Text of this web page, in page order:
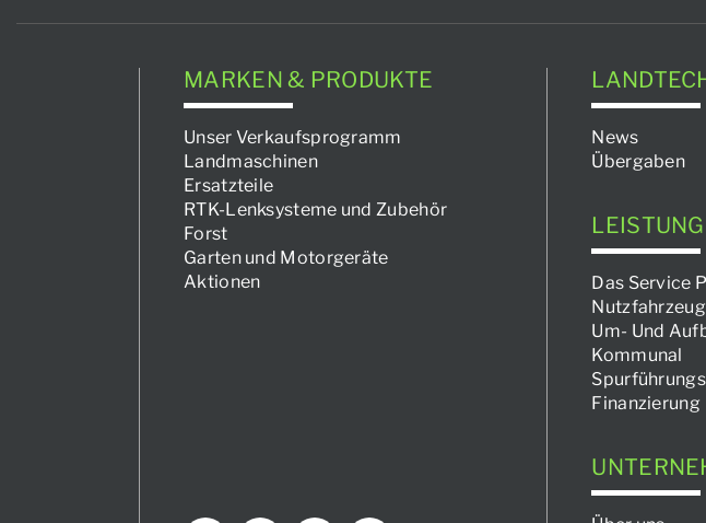
MARKEN & PRODUKTE
Unser Verkaufsprogramm
Landmaschinen
Ersatzteile
RTK-Lenksysteme und Zubehör
Forst
Garten und Motorgeräte
Aktionen
News
Übergaben
Das Service
Um- Und
Kommunal
Finanzierung